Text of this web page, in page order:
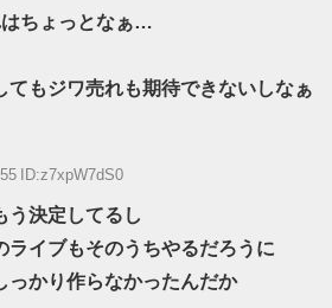
ちょっとなぁ…
てもジワ売れも期待できないしなぁ
ID:z7xpW7dS0
う決定してるし
ライブもそのうちやるだろうに
っかり作らなかったんだか